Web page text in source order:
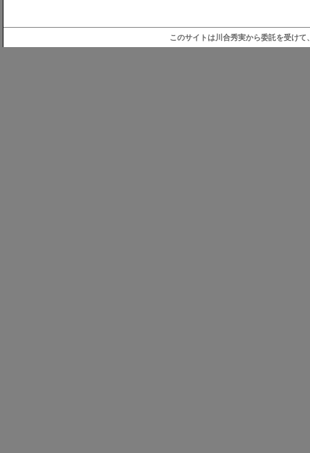
このサイトは川合秀実から委託を受け